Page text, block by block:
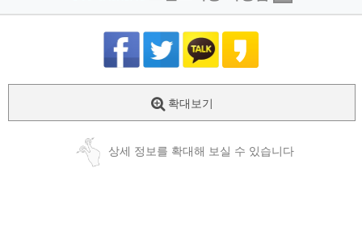
확대보기
상세 정보를 확대해 보실 수 있습니다